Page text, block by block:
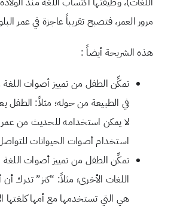
مرور العمر، فتصبح تقريباً عاجزة في عمر
هذه الشريحة أيضاً :
تمكِّن الطفل من تمييز أصوات
في الطبيعة من حوله؛ مثلاً: الطفل
لا يمكن استخدامه للحديث من عمر
استخدام أصوات الحيوانات
تمكِّن الطفل من تمييز أصوات
اللغات الأخرى؛ مثلاً: “كنز” تدرك
هي التي تستخدمها مع أمها كلغتها